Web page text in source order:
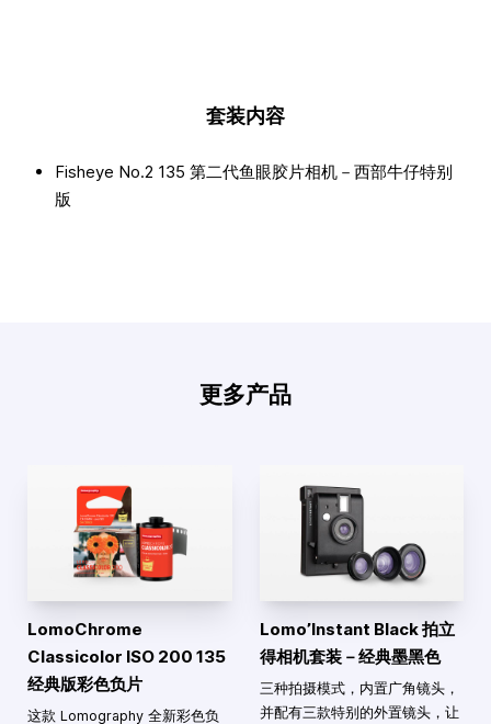
套装内容
Fisheye No.2 135 第二代鱼眼胶片相机－西部牛仔特别
版
更多产品
LomoChrome
Classicolor ISO 200 135
经典版彩色负片
这款 Lomography 全新彩色负
Lomo’Instant Black 拍立
得相机套装－经典墨黑色
三种拍摄模式，内置广角镜头，
并配有三款特别的外置镜头，让